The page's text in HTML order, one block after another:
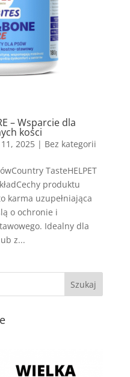
– Wsparcie dla
kości
2025| Bez kategorii
TasteHELPET
produktu
karma uzupełniająca
o ochronie i
Idealny dla
z...